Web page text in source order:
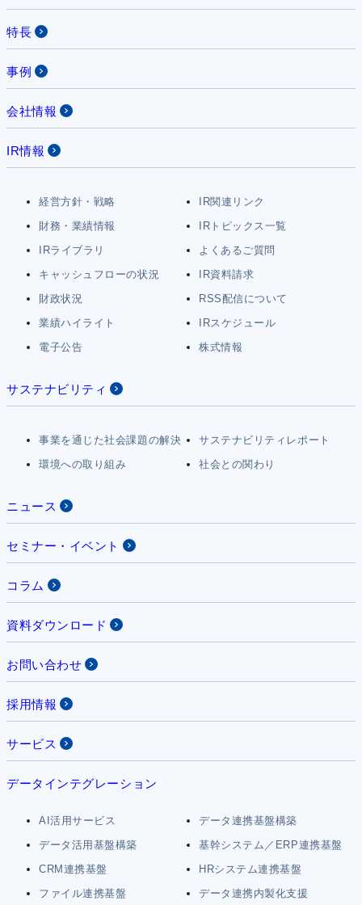
特長
事例
会社情報
IR情報
経営方針・戦略
IR関連リンク
財務・業績情報
IRトピックス一覧
IRライブラリ
よくあるご質問
キャッシュフローの状況
IR資料請求
財政状況
RSS配信について
業績ハイライト
IRスケジュール
電子公告
株式情報
サステナビリティ
事業を通じた社会課題の解決
サステナビリティレポート
環境への取り組み
社会との関わり
ニュース
セミナー・イベント
コラム
資料ダウンロード
お問い合わせ
採用情報
サービス
データインテグレーション
AI活用サービス
データ連携基盤構築
データ活用基盤構築
基幹システム／ERP連携基盤
CRM連携基盤
HRシステム連携基盤
ファイル連携基盤
データ連携内製化支援